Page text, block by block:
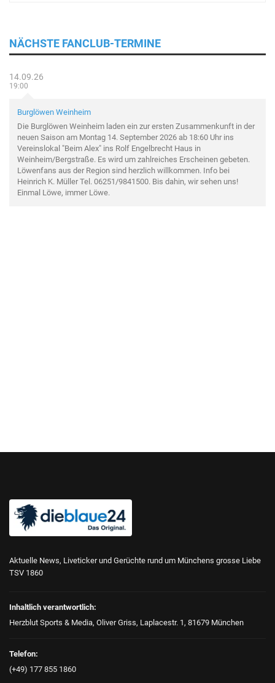
NÄCHSTE FANCLUB-TERMINE
14.09.26
19:00
Burglöwen Weinheim
Die Burglöwen Weinheim laden ein zur ersten Zusammenkunft in der
neuen Saison am Montag 14. September 2026 ab 18:60 Uhr ins
Vereinslokal "Beim Alex" ins Rolf Engelbrecht Haus in
Weinheim/Bergstraße. Es wird um zahlreiches Erscheinen gebeten.
Löwenfans aus der Region sind herzlich willkommen. Info bei
Heinrich K. Müller Tel. 06251/9841500. Bis dahin, wir sehen uns!
Einmal Löwe, immer Löwe.
Aktuelle News, Liveticker und Gerüchte rund um Münchens grosse Liebe
TSV 1860
Inhaltlich verantwortlich:
Herzblut Sports & Media, Oliver Griss, Laplacestr. 1, 81679 München
Telefon:
(+49) 177 855 1860